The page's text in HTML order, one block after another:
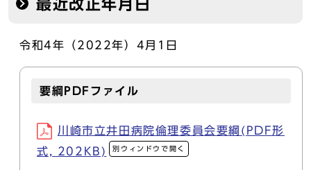
最近改正年月日
令和4年（2022年）4月1日
要綱PDFファイル
川崎市立井田病院倫理委員会要綱(PDF形
式, 202KB)
別ウィンドウで開く